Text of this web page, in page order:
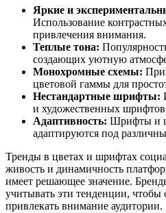
Яркие и
Использование
привлечения внимания.
Теплые тона:
создающих уютную
Монохромные схемы:
цветовой гаммы для
Нестандартные шрифты:
и художественных
Адаптивность: Шрифты и
адаптируются под
Тренды в цветах и шрифтах
живость и динамичность
имеет решающее значение.
учитывать эти тенденции, чтобы
привлекать внимание аудитории.